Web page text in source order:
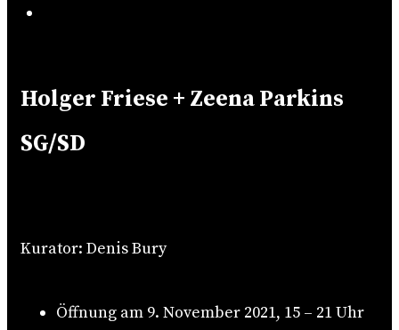
Holger Friese + Zeena Parkins
SG/SD
Kurator: Denis Bury
Öffnung am 9. November 2021, 15 – 21 Uhr